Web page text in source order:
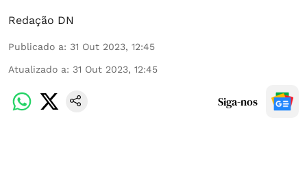
Redação DN
Publicado a: 31 Out 2023, 12:45
Atualizado a: 31 Out 2023, 12:45
Siga-nos